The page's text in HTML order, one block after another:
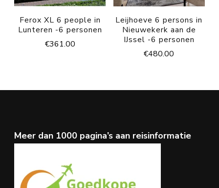
Ferox XL 6 people in
Lunteren -6 personen
€361.00
Leijhoeve 6 persons in
Nieuwekerk aan de
IJssel -6 personen
€480.00
Meer dan 1000 pagina’s aan reisinformatie